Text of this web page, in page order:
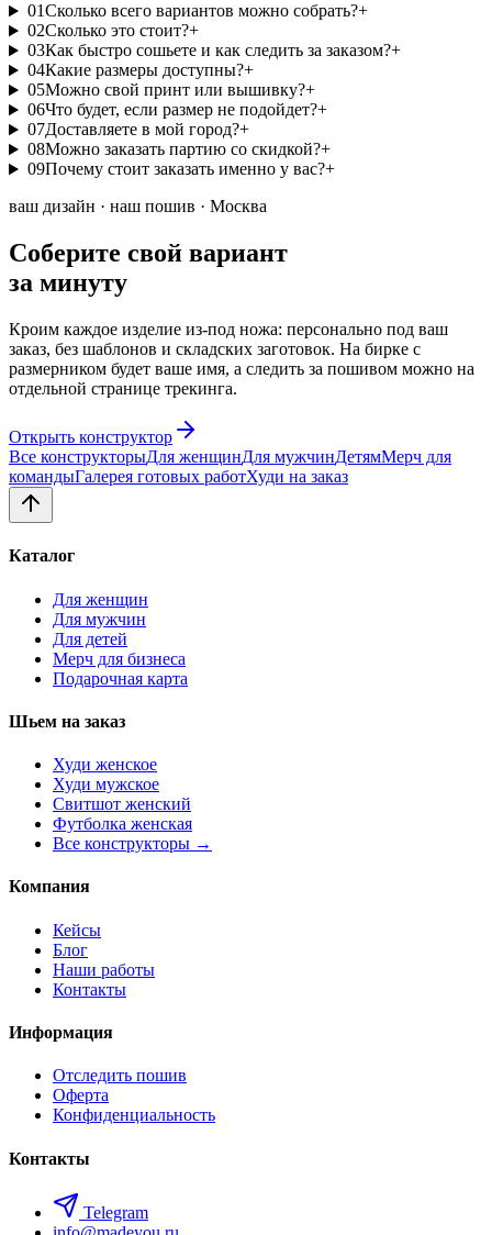
01Сколько всего вариантов можно собрать?+
02Сколько это стоит?+
03Как быстро сошьете и как следить за заказом?+
04Какие размеры доступны?+
05Можно свой принт или вышивку?+
06Что будет, если размер не подойдет?+
07Доставляете в мой город?+
08Можно заказать партию со скидкой?+
09Почему стоит заказать именно у вас?+
ваш дизайн · наш пошив · Москва
Соберите свой вариант
за минуту
Кроим каждое изделие из-под ножа: персонально под ваш
заказ, без шаблонов и складских заготовок. На бирке с
размерником будет ваше имя, а следить за пошивом можно на
отдельной странице трекинга.
Открыть конструктор
Все конструкторыДля женщинДля мужчинДетямМерч для
командыГалерея готовых работХуди на заказ
Каталог
Для женщин
Для мужчин
Для детей
Мерч для бизнеса
Подарочная карта
Шьем на заказ
Худи женское
Худи мужское
Свитшот женский
Футболка женская
Все конструкторы →
Компания
Кейсы
Блог
Наши работы
Контакты
Информация
Отследить пошив
Оферта
Конфиденциальность
Контакты
Telegram